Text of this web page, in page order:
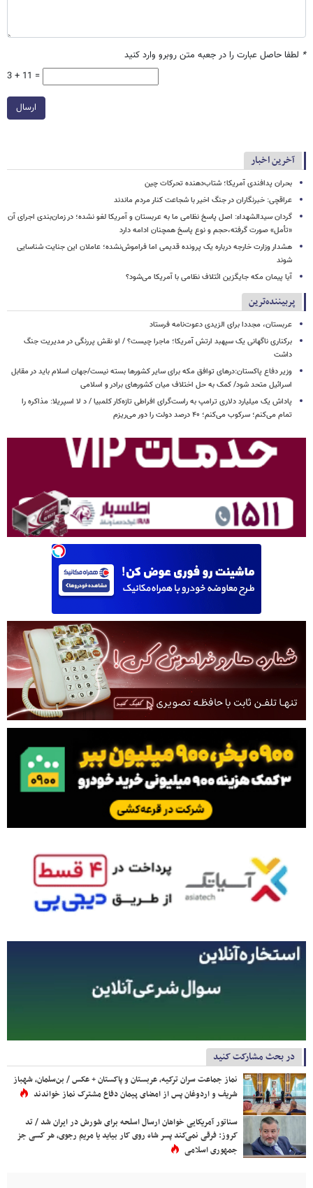
* لطفا حاصل عبارت را در جعبه متن روبرو وارد کنید
3 + 11 =
ارسال
آخرین اخبار
بحران پدافندی آمریکا؛ شتاب‌دهنده تحرکات چین
عراقچی: خبرنگاران در جنگ اخیر با شجاعت کنار مردم ماندند
گردان سیدالشهداء: اصل پاسخ نظامی ما به عربستان و آمریکا لغو نشده؛ در زمان‌بندی اجرای آن
«تأمل» صورت گرفته،حجم و نوع پاسخ همچنان ادامه دارد
هشدار وزارت خارجه درباره یک پرونده قدیمی اما فراموش‌نشده؛ عاملان این جنایت شناسایی
شوند
آیا پیمان مکه جایگزین ائتلاف نظامی با آمریکا می‌شود؟
پربیننده‌ترین
عربستان، مجددا برای الزیدی دعوت‌نامه فرستاد
برکناری ناگهانی یک سپهبد ارتش آمریکا؛ ماجرا چیست؟ / او نقش پررنگی در مدیریت جنگ
داشت
وزیر دفاع پاکستان:درهای توافق مکه برای سایر کشورها بسته نیست/جهان اسلام باید در مقابل
اسرائیل متحد شود/ کمک به حل اختلاف میان کشورهای برادر و اسلامی
پاداش یک میلیارد دلاری ترامپ به راست‌گرای افراطی تازه‌کار کلمبیا / د لا اسپریلا: مذاکره را
تمام می‌کنم؛ سرکوب می‌کنم؛ ۴۰ درصد دولت را دور می‌ریزم
در بحث مشارکت کنید
نماز جماعت سران ترکیه، عربستان و پاکستان + عکس / بن‌سلمان، شهباز
شریف و اردوغان پس از امضای پیمان دفاع مشترک نماز خواندند
سناتور آمریکایی خواهان ارسال اسلحه برای شورش در ایران شد / تد
کروز: فرقی نمی‌کند پسر شاه روی کار بیاید یا مریم رجوی، هر کسی جز
جمهوری اسلامی